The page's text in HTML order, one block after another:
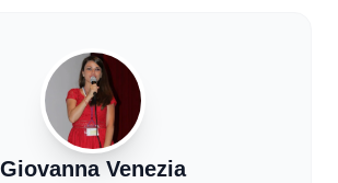
Giovanna Venezia